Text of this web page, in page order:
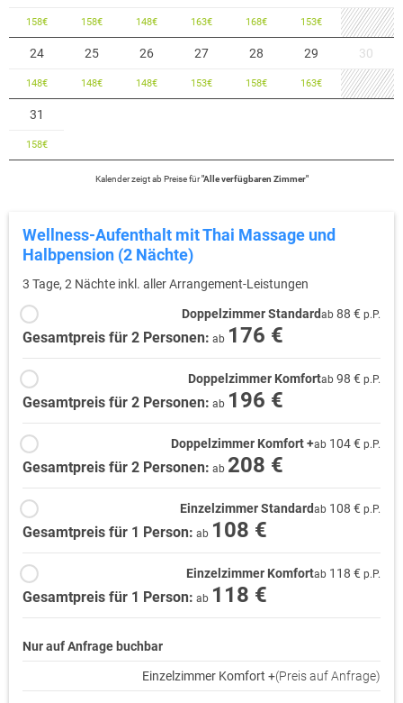
158€ 158€ 148€ 163€ 168€ 153€
24
148€
25
148€
26
148€
27
153€
28
158€
29
163€
30
31
158€
Kalender zeigtab Preise für"Alle verfügbaren Zimmer"
Wellness-Aufenthalt mit Thai Massage und
Halbpension (2 Nächte)
3 Tage, 2 Nächte inkl. aller Arrangement-Leistungen
Doppelzimmer Standardab 88 € p.P.
Gesamtpreis für 2 Personen: ab 176 €
Doppelzimmer Komfortab 98 € p.P.
Gesamtpreis für 2 Personen: ab 196 €
Doppelzimmer Komfort +ab 104 € p.P.
Gesamtpreis für 2 Personen: ab 208 €
Einzelzimmer Standardab 108 € p.P.
Gesamtpreis für 1 Person: ab 108 €
Einzelzimmer Komfortab 118 € p.P.
Gesamtpreis für 1 Person: ab 118 €
Nur auf Anfrage buchbar
Einzelzimmer Komfort +(Preis auf Anfrage)